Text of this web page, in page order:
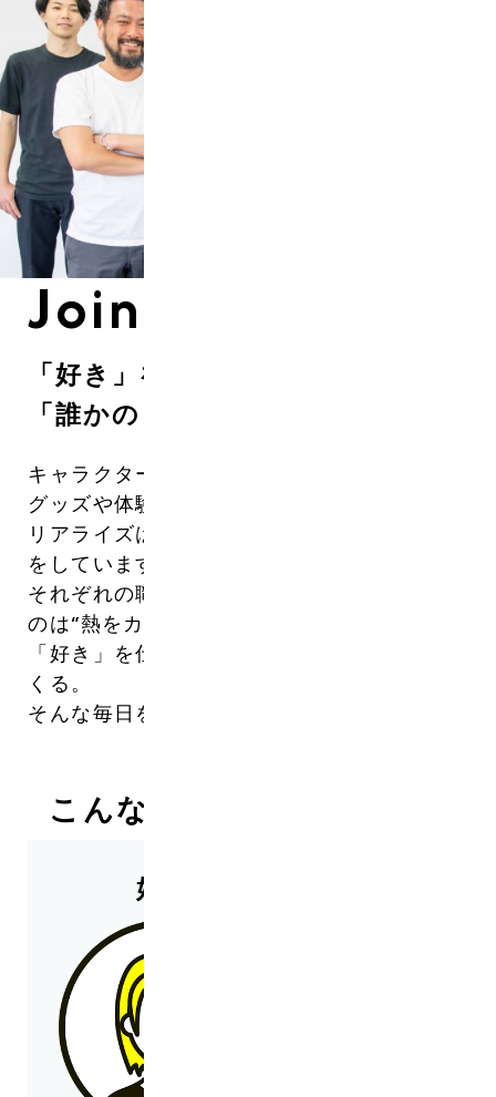
Join Us
「好き」を仕事に。
「誰かのときめき」をつくる。
キャラクターやブランドに“想い”を込めた
グッズや体験。
リアライズは、それらを世の中に届ける仕事
をしています。
それぞれの職種の役割は多彩でも、共通する
のは“熱をカタチにする力”。
「好き」を仕事に。「誰かのときめき」をつ
くる。
そんな毎日を、ここで一緒に始めませんか？
こんな人を求めています！
好奇心に溢れた方